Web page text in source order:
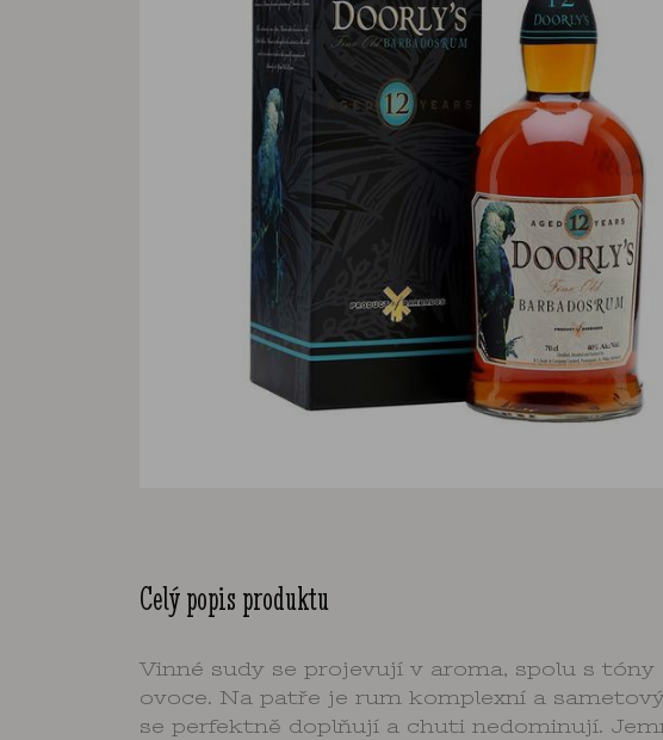
Celý popis produktu
Vinné sudy se projevují v aroma, spolu s
ovoce. Na patře je rum komplexní a
se perfektně doplňují a chuti nedominují.